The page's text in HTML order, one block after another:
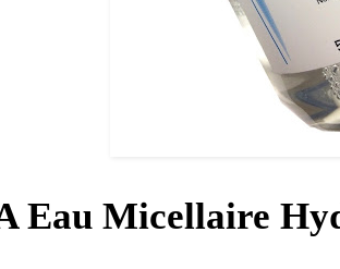
Eau Micellaire